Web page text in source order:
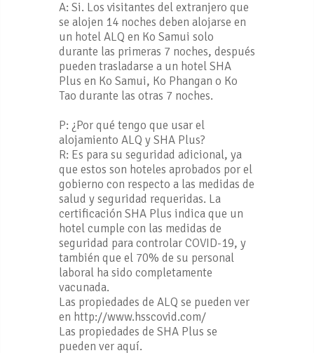
A: Si. Los visitantes del extranjero que
se alojen 14 noches deben alojarse en
un hotel ALQ en Ko Samui solo
durante las primeras 7 noches, después
pueden trasladarse a un hotel SHA
Plus en Ko Samui, Ko Phangan o Ko
Tao durante las otras 7 noches.
P: ¿Por qué tengo que usar el
alojamiento ALQ y SHA Plus?
R: Es para su seguridad adicional, ya
que estos son hoteles aprobados por el
gobierno con respecto a las medidas de
salud y seguridad requeridas. La
certificación SHA Plus indica que un
hotel cumple con las medidas de
seguridad para controlar COVID-19, y
también que el 70% de su personal
laboral ha sido completamente
vacunada.
Las propiedades de ALQ se pueden ver
en http://www.hsscovid.com/
Las propiedades de SHA Plus se
pueden ver aquí.